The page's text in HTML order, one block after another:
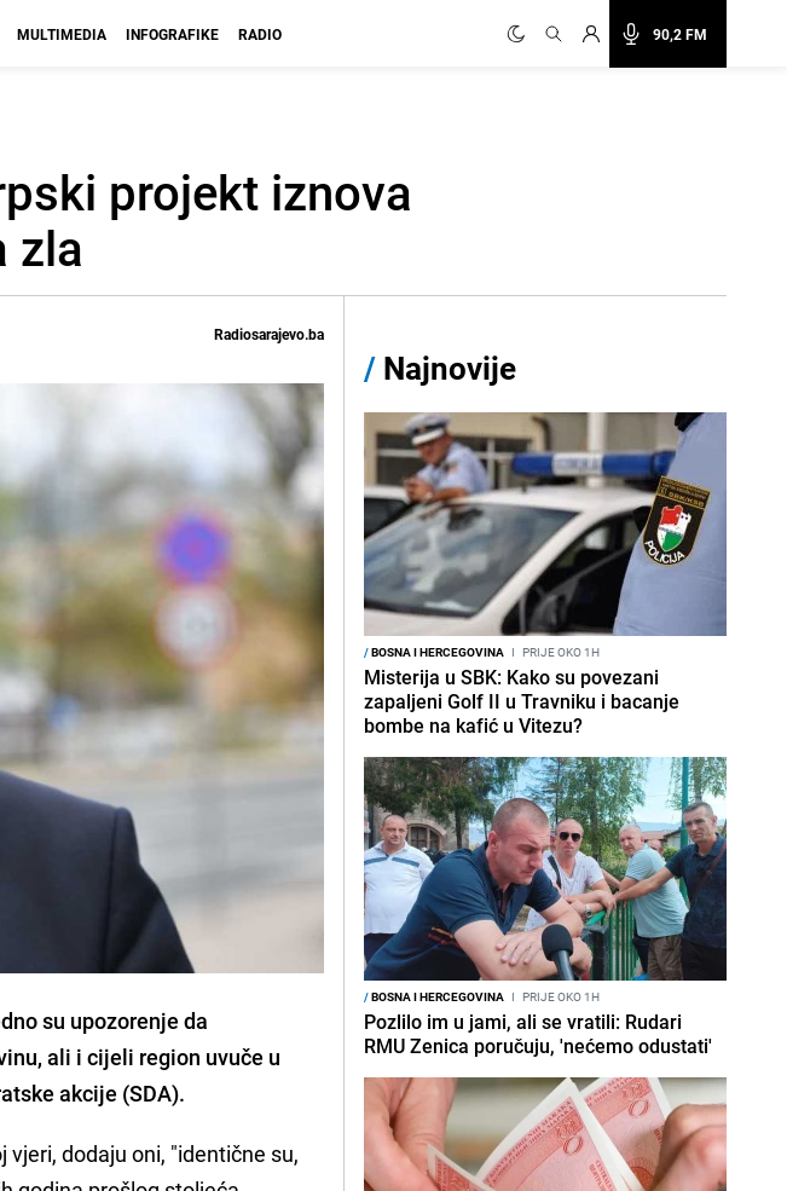
90,2 FM
MULTIMEDIA INFOGRAFIKE RADIO
projekt iznova
zla
Radiosarajevo.ba
su upozorenje da
ali i cijeli region uvuče u
akcije (SDA).
dodaju oni, "identične su,
/ Najnovije
/BOSNA I HERCEGOVINA I PRIJE OKO 1H
Misterija u SBK: Kako su povezani
zapaljeni Golf II u Travniku i bacanje
bombe na kafić u Vitezu?
/BOSNA I HERCEGOVINA I PRIJE OKO 1H
Pozlilo im u jami, ali se vratili: Rudari
RMU Zenica poručuju, 'nećemo odustati'